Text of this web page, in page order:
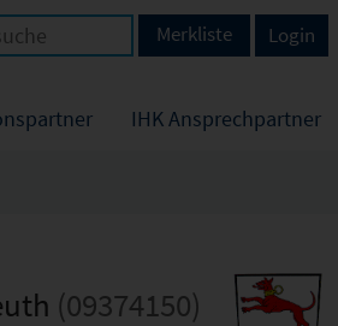
IHK Ansprechpartner
Login
Merkliste
(09374150)